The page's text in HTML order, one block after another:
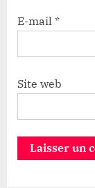
E-mail *
Site web